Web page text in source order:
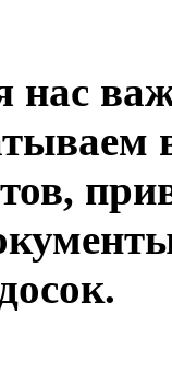
нас